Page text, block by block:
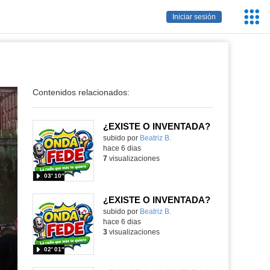
Iniciar sesión
Contenidos relacionados:
¿EXISTE O INVENTADA?
Contenido educativo.
subido por Beatriz B.
03′ 10″
hace 6 dias
7visualizaciones
¿EXISTE O INVENTADA?
Contenido educativo.
subido por Beatriz B.
02′ 01″
hace 6 dias
3visualizaciones